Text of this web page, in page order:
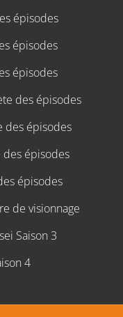
épisodes
épisodes
épisodes
des épisodes
des épisodes
des épisodes
épisodes
de visionnage
Saison 3
4